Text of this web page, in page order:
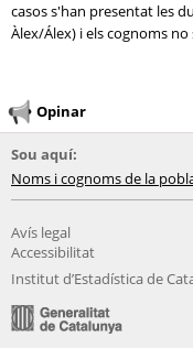
casos s'han presentat les
Àlex/Álex) i els cognoms no
Opinar
Sou aquí:
Noms i cognoms de la
Avís legal
Accessibilitat
Institut d’Estadística de